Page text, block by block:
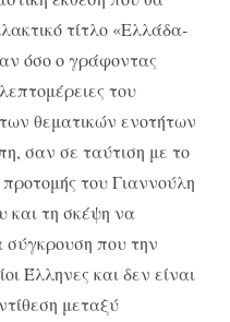
τίτλο «Ελλάδα-
όσο ο γράφοντας
του
θεματικών ενοτήτων
σαν σε ταύτιση με το
του Γιαννούλη
και τη σκέψη να
σύγκρουση που την
Έλληνες και δεν είναι
μεταξύ